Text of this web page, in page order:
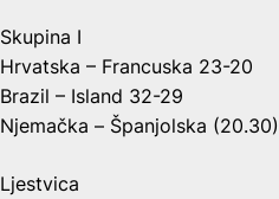
Skupina I
Hrvatska – Francuska 23-20
Brazil – Island 32-29
Njemačka – Španjolska (20.30)
Ljestvica